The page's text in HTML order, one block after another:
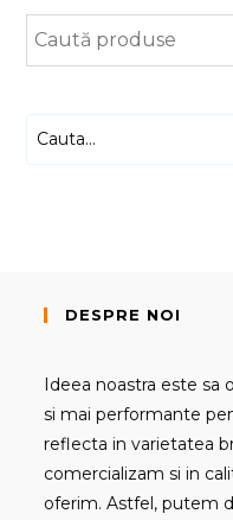
DESPRE NOI
Ideea noastra este sa
si mai performante
reflecta in varietatea
comercializam si in
oferim. Astfel, putem